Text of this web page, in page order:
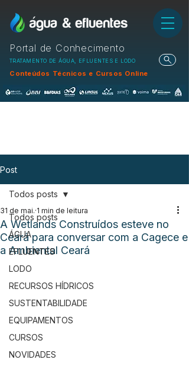
Portal de Conhecimento
TRATAMENTO DE ÁGUA, EFLUENTES E LODO
Conteúdos Técnicos e Cursos Online
Post
Todos posts
ÁGUA
EFLUENTES
LODO
RECURSOS HÍDRICOS
SUSTENTABILIDADE
EQUIPAMENTOS
CURSOS
NOVIDADES
Todos posts
A Wetlands Construídos esteve no
Ceará para conversar com a Cagece e
a Ambiental Ceará
31 de mai. 1 min de leitura